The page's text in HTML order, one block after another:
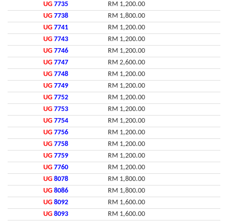
UG 7735
RM 1,200.00
UG 7738
RM 1,800.00
UG 7741
RM 1,200.00
UG 7743
RM 1,200.00
UG 7746
RM 1,200.00
UG 7747
RM 2,600.00
UG 7748
RM 1,200.00
UG 7749
RM 1,200.00
UG 7752
RM 1,200.00
UG 7753
RM 1,200.00
UG 7754
RM 1,200.00
UG 7756
RM 1,200.00
UG 7758
RM 1,200.00
UG 7759
RM 1,200.00
UG 7760
RM 1,200.00
UG 8078
RM 1,800.00
UG 8086
RM 1,800.00
UG 8092
RM 1,600.00
UG 8093 RM 1,600.00